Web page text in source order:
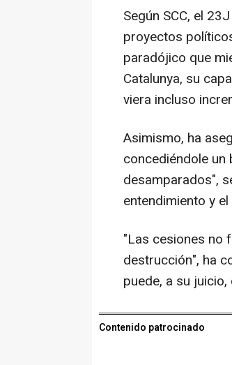
Según SCC, el
proyectos
paradójico que
Catalunya, su
viera incluso
Asimismo, ha
concediéndole
desamparados",
entendimiento y
"Las cesiones no
destrucción", ha
puede, a su
Contenido patrocinado